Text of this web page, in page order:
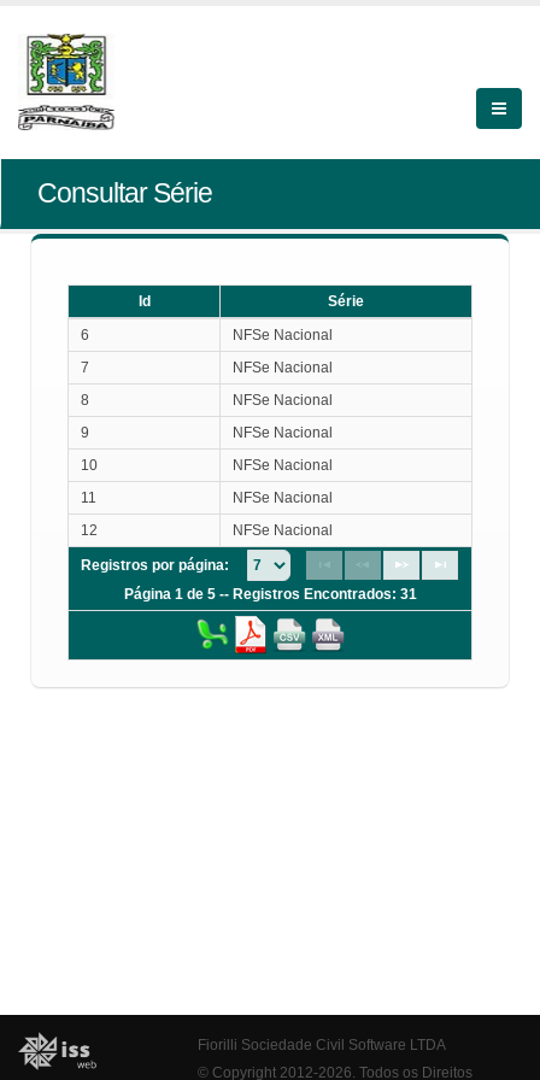
Consultar Série
Id
Série
Série
6
NFSe Nacional
7
NFSe Nacional
8
NFSe Nacional
9
NFSe Nacional
10
NFSe Nacional
11
NFSe Nacional
12
NFSe Nacional
Registros por página:
Página 1 de 5 -- Registros Encontrados: 31
Fiorilli Sociedade Civil Software LTDA
© Copyright 2012-2026. Todos os Direitos